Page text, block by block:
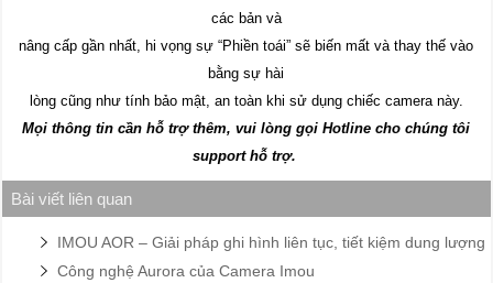
các bản và
nâng cấp gần nhất, hi vọng sự “Phiền toái” sẽ biến mất và thay thế vào
bằng sự hài
lòng cũng như tính bảo mật, an toàn khi sử dụng chiếc camera này.
Mọi thông tin cần hỗ trợ thêm, vui lòng gọi Hotline cho chúng tôi
support hỗ trợ.
Bài viết liên quan
IMOU AOR – Giải pháp ghi hình liên tục, tiết kiệm dung lượng
Công nghệ Aurora của Camera Imou